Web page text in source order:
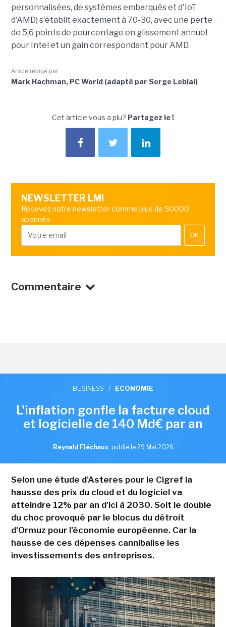
personnalisées, de systèmes embarqués et d'IoT
d'AMD) s'établit exactement à 70-30, avec une perte
de 5,6 points de pourcentage en glissement annuel
pour Intel et un gain correspondant pour AMD.
Article rédigé par
Mark Hachman, PC World (adapté par Serge Leblal)
Cet article vous a plu? Partagez le !
NEWSLETTER LMI
Recevez notre newsletter comme plus de 50000
abonnés
OK
Commentaire
BUSINESS / ECONOMIE
L'inflation gonfle la facture cloud
et logicielle de 140 Md€ par an
Reynald Fléchaux, publié le 29 Mai 2026
Selon une étude d'Asteres pour le Cigref la
hausse des prix du cloud et du logiciel va
atteindre 12% par an d'ici à 2030. Soit le double
du choc provoqué par le blocus du détroit
d'Ormuz pour l'économie européenne. Car la
hausse de ces dépenses cannibalise les
investissements des entreprises.